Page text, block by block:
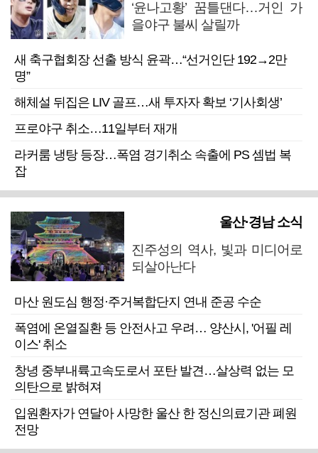
‘윤나고황’ 꿈틀댄다…거인 가
을야구 불씨 살릴까
새 축구협회장 선출 방식 윤곽…“선거인단 192→2만
명”
해체설 뒤집은 LIV 골프…새 투자자 확보 ‘기사회생’
프로야구 취소…11일부터 재개
라커룸 냉탕 등장…폭염 경기취소 속출에 PS 셈법 복
잡
울산·경남 소식
진주성의 역사, 빛과 미디어로
되살아난다
마산 원도심 행정·주거복합단지 연내 준공 수순
폭염에 온열질환 등 안전사고 우려… 양산시, '어필 레
이스' 취소
창녕 중부내륙고속도로서 포탄 발견…살상력 없는 모
의탄으로 밝혀져
입원환자가 연달아 사망한 울산 한 정신의료기관 폐원
전망